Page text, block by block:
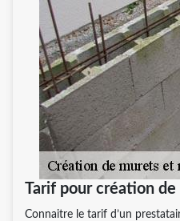
Tarif pour création
Connaitre le tarif d’un